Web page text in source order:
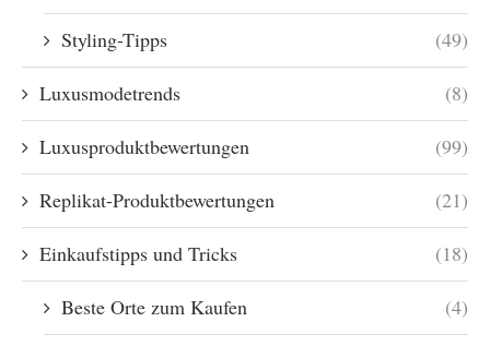
Styling-Tipps (49)
Luxusmodetrends (8)
Luxusproduktbewertungen (99)
Replikat-Produktbewertungen (21)
Einkaufstipps und Tricks (18)
Beste Orte zum Kaufen (4)